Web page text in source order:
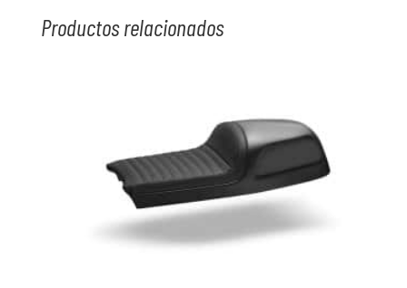
Productos relacionados